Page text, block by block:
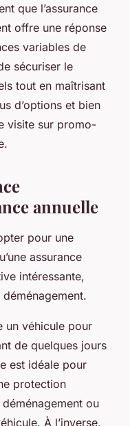
que l’assurance
offre une réponse
variables de
sécuriser le
tout en maîtrisant
d’options et bien
visite sur promo-
annuelle
pour une
assurance
intéressante,
un véhicule pour
de quelques jours
est idéale pour
protection
ou
À l’inverse,